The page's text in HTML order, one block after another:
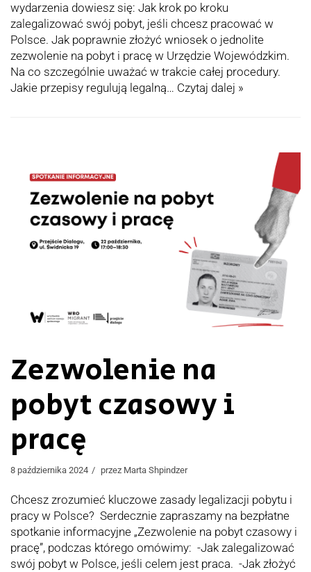
wydarzenia dowiesz się: Jak krok po kroku
zalegalizować swój pobyt, jeśli chcesz pracować w
Polsce. Jak poprawnie złożyć wniosek o jednolite
zezwolenie na pobyt i pracę w Urzędzie Wojewódzkim.
Na co szczególnie uważać w trakcie całej procedury.
Jakie przepisy regulują legalną… Czytaj dalej »
Zezwolenie na
pobyt czasowy i
pracę
8 października 2024 przez Marta Shpindzer
Chcesz zrozumieć kluczowe zasady legalizacji pobytu i
pracy w Polsce? Serdecznie zapraszamy na bezpłatne
spotkanie informacyjne „Zezwolenie na pobyt czasowy i
pracę”, podczas którego omówimy: -Jak zalegalizować
swój pobyt w Polsce, jeśli celem jest praca. -Jak złożyć